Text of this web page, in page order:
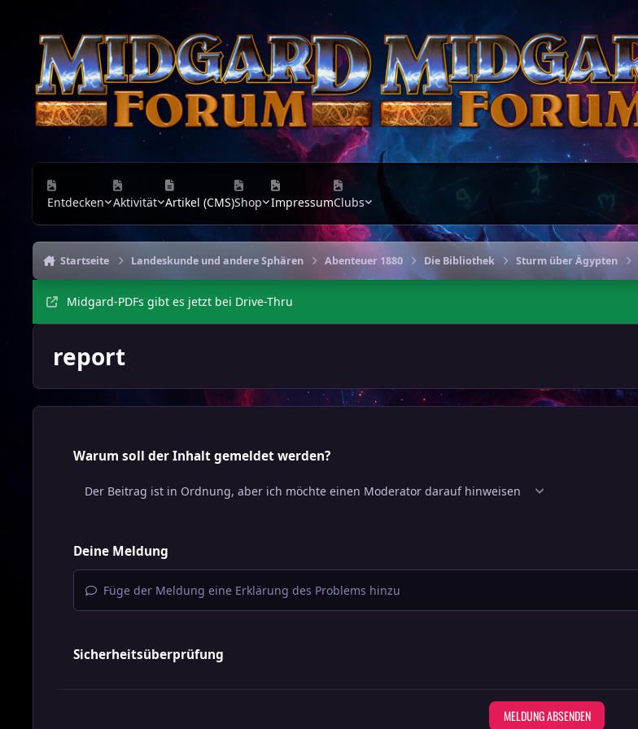
Entdecken Aktivität Artikel (CMS)Shop ImpressumClubs
Startseite Landeskunde und andere Sphären Abenteuer 1880 Die Bibliothek Sturm über Ägypten
Midgard-PDFs gibt es jetzt bei Drive-Thru
report
Warum soll der Inhalt gemeldet werden?
Deine Meldung
Füge der Meldung eine Erklärung des Problems hinzu
Sicherheitsüberprüfung
MELDUNG ABSENDEN